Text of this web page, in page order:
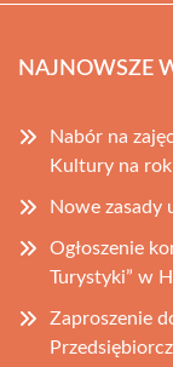
NAJNOWSZE
Nabór na
Kultury na
Nowe zasady
Ogłoszenie
Turystyki” w
Zaproszenie